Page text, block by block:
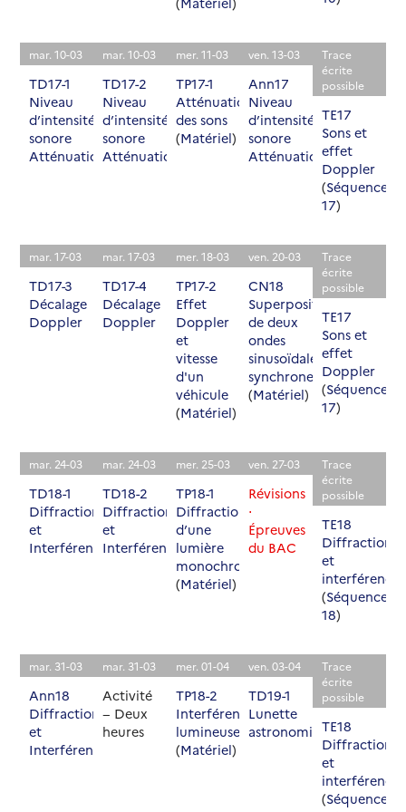
mar. 10-03
TD17-1
Niveau
d’intensité
sonore
Atténuation
mar. 10-03
TD17-2
Niveau
d’intensité
sonore
Atténuation
mer. 11-03
TP17-1
Atténuation
des sons
(Matériel)
ven. 13-03
Ann17
Niveau
d’intensité
sonore
Atténuation
Trace
écrite
possible
TE17
Sons et
effet
Doppler
(Séquence
17)
mar. 17-03
TD17-3
Décalage
Doppler
mar. 17-03
TD17-4
Décalage
Doppler
mer. 18-03
TP17-2
Effet
Doppler
et
vitesse
d'un
véhicule
(Matériel)
ven. 20-03
CN18
Superposition
de deux
ondes
sinusoïdales
synchrones
(Matériel)
Trace
écrite
possible
TE17
Sons et
effet
Doppler
(Séquence
17)
mar. 24-03
TD18-1
Diffraction
et
Interférences
mar. 24-03
TD18-2
Diffraction
et
Interférences
mer. 25-03
TP18-1
Diffraction
d’une
lumière
monochromatique
(Matériel)
ven. 27-03
Révisions
⋅
Épreuves
du BAC
Trace
écrite
possible
TE18
Diffraction
et
interférences
(Séquence
18)
mar. 31-03
Ann18
Diffraction
et
Interférences
mar. 31-03
Activité
− Deux
heures
mer. 01-04
TP18-2
Interférences
lumineuses
(Matériel)
ven. 03-04
TD19-1
Lunette
astronomique
Trace
écrite
possible
TE18
Diffraction
et
interférences
(Séquence